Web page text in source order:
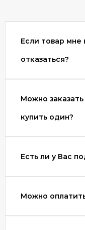
Если товар мне
отказаться?
Можно
купить один?
Есть ли у Вас
Можно